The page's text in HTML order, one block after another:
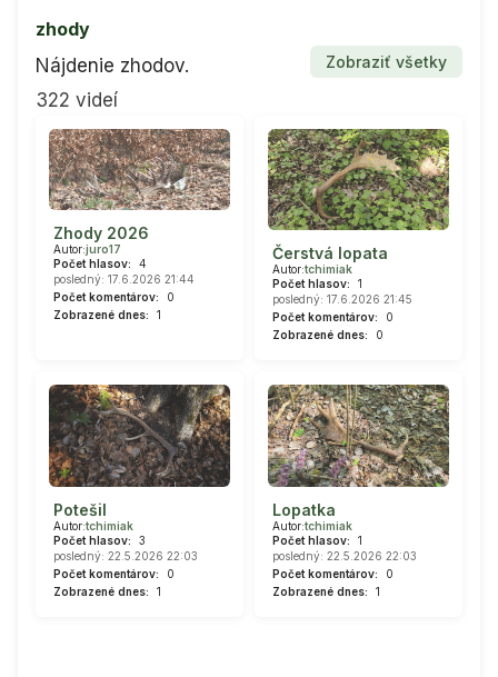
zhody
Nájdenie zhodov.
322 videí
Zobraziť všetky
Zhody 2026
Autor:juro17
Počet hlasov:
4
posledný: 17.6.2026 21:44
Počet komentárov:
0
Zobrazené dnes:
1
Čerstvá lopata
Autor:tchimiak
Počet hlasov:
1
posledný: 17.6.2026 21:45
Počet komentárov:
0
Zobrazené dnes:
0
Potešil
Autor:tchimiak
Počet hlasov:
3
posledný: 22.5.2026 22:03
Počet komentárov:
0
Zobrazené dnes:
1
Lopatka
Autor:tchimiak
Počet hlasov:
1
posledný: 22.5.2026 22:03
Počet komentárov:
0
Zobrazené dnes:
1